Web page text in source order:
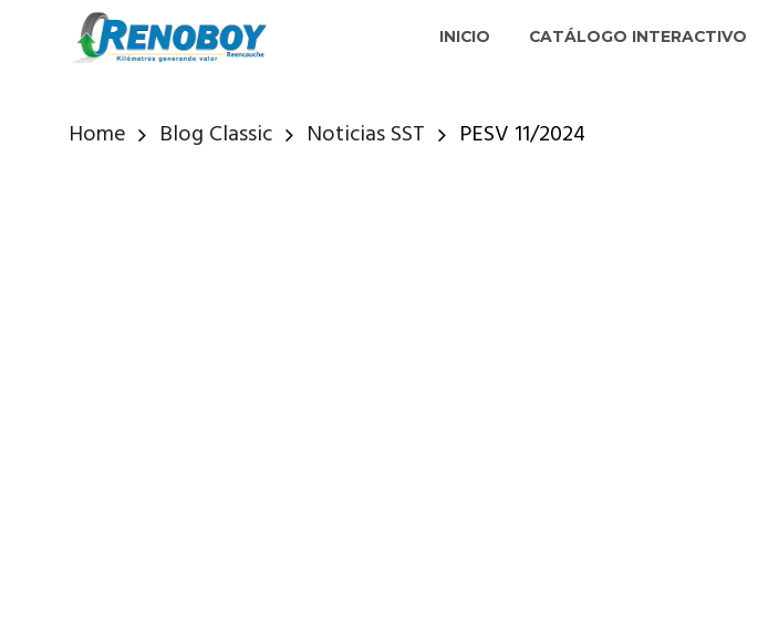
INICIO CATÁLOGO INTERACTIVO
Home Blog Classic Noticias SST PESV 11/2024